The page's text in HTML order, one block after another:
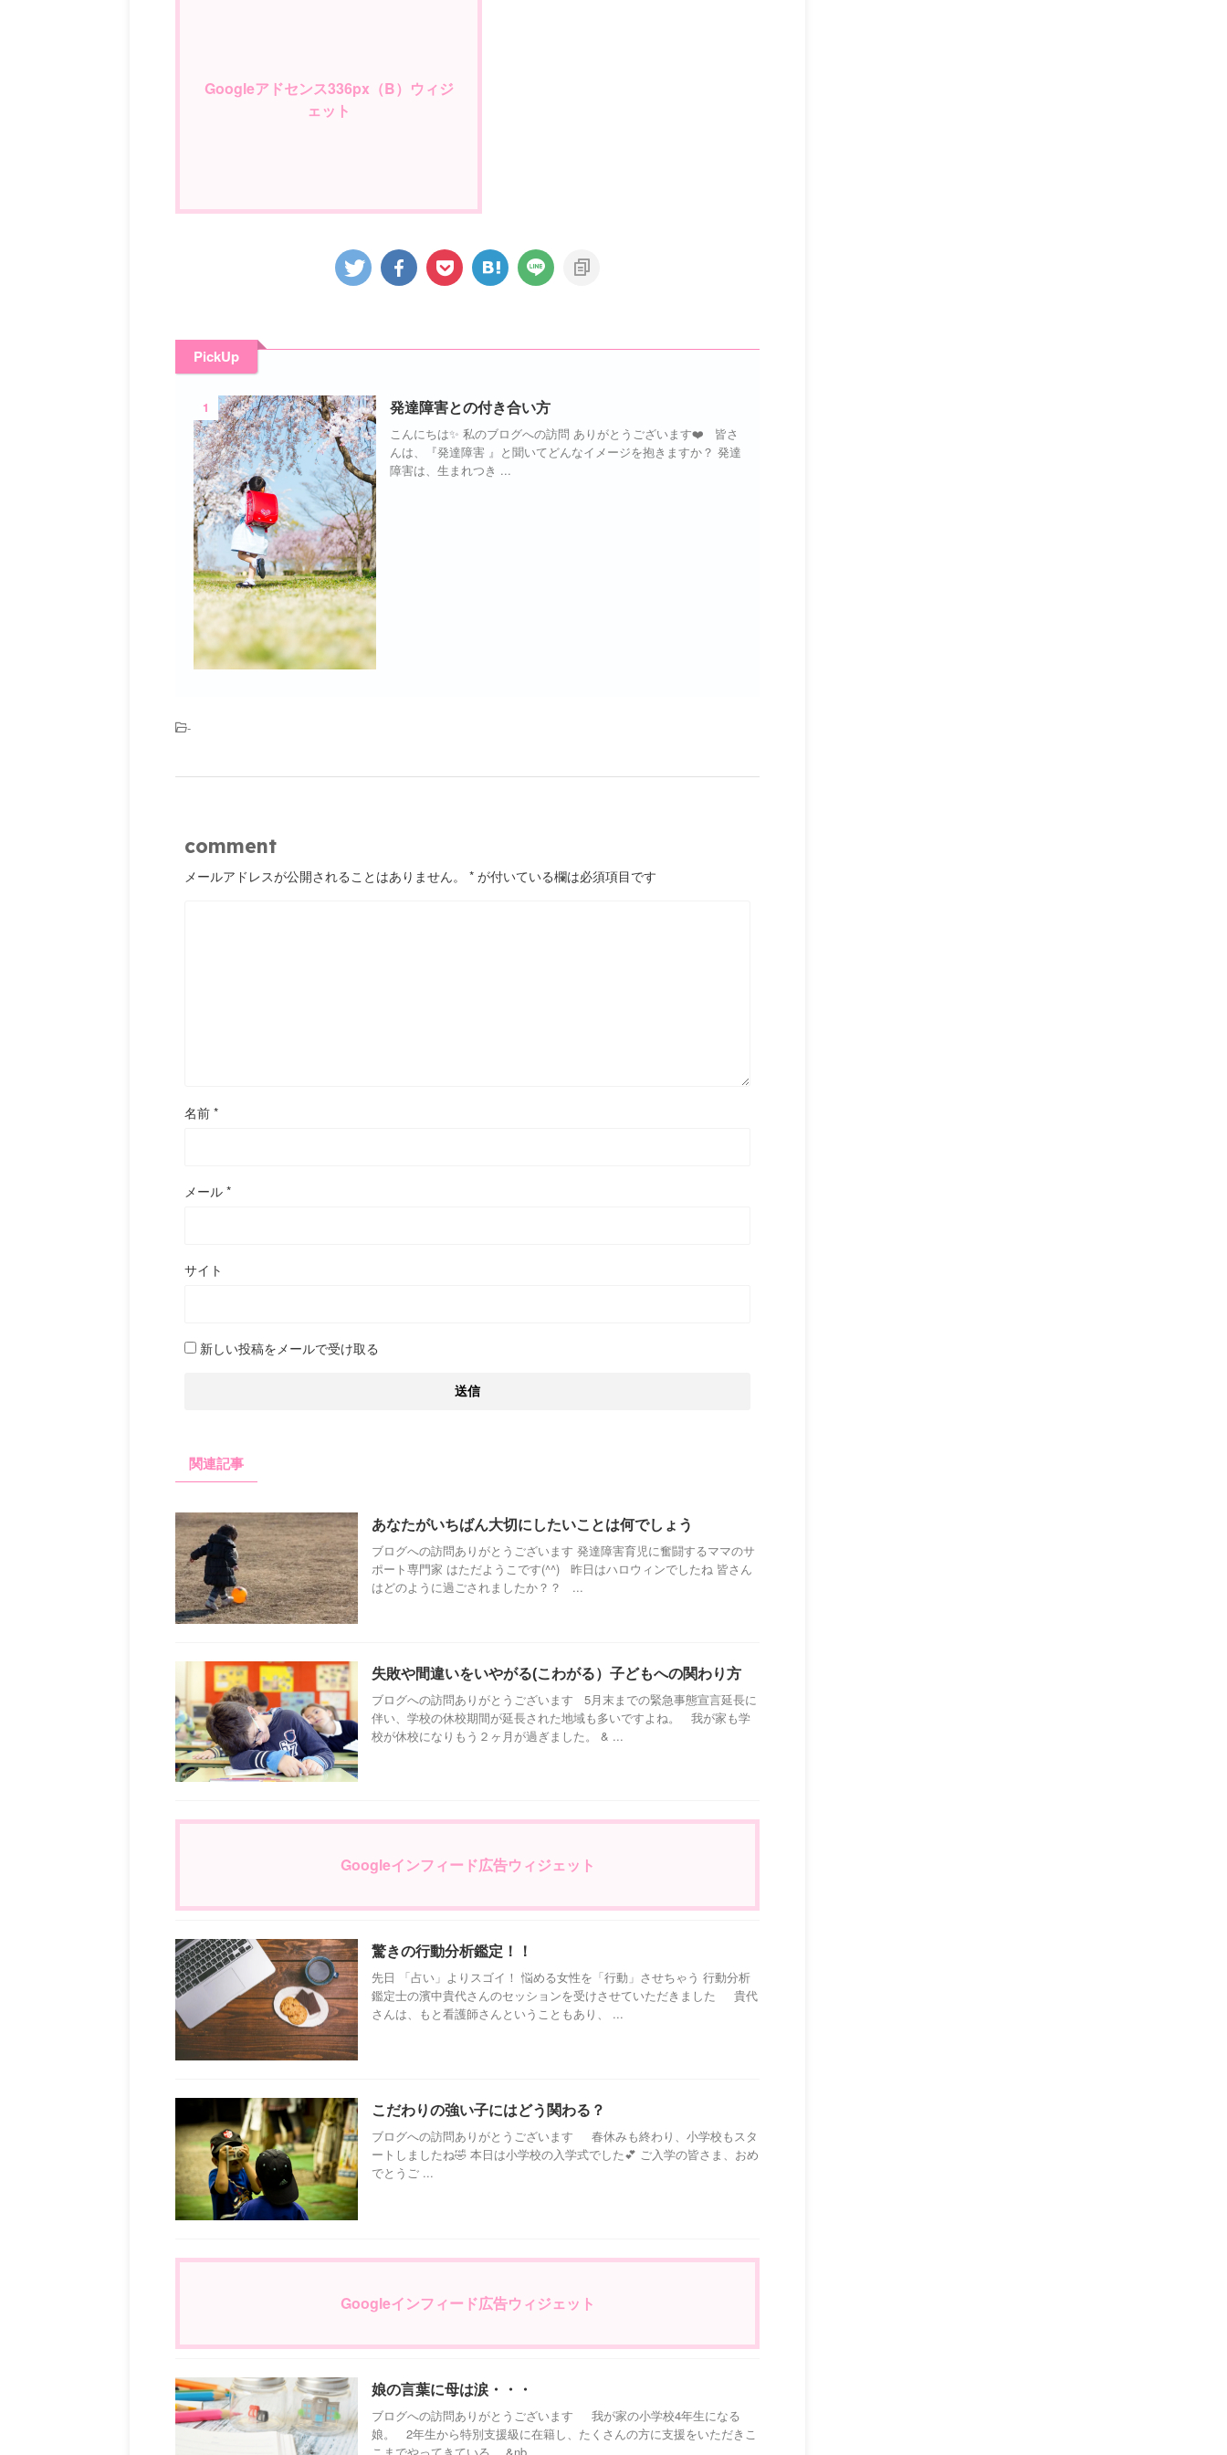
Googleアドセンス336px（B）ウィジ
ェット
PickUp
1 発達障害との付き合い方
こんにちは✨ 私のブログへの訪問 ありがとうございます❤️ 皆さ
んは、『発達障害 』と聞いてどんなイメージを抱きますか？ 発達
障害は、生まれつき ...
-
comment
メールアドレスが公開されることはありません。 * が付いている欄は必須項目です
名前 *
メール *
サイト
新しい投稿をメールで受け取る
関連記事
あなたがいちばん大切にしたいことは何でしょう
ブログへの訪問ありがとうございます 発達障害育児に奮闘するママのサ
ポート専門家 はただようこです(^^) 昨日はハロウィンでしたね 皆さん
はどのように過ごされましたか？？ ...
失敗や間違いをいやがる(こわがる）子どもへの関わり方
ブログへの訪問ありがとうございます 5月末までの緊急事態宣言延長に
伴い、学校の休校期間が延長された地域も多いですよね。 我が家も学
校が休校になりもう２ヶ月が過ぎました。 & ...
Googleインフィード広告ウィジェット
驚きの行動分析鑑定！！
先日 「占い」よりスゴイ！ 悩める女性を「行動」させちゃう 行動分析
鑑定士の濱中貴代さんのセッションを受けさせていただきました 貴代
さんは、もと看護師さんということもあり、 ...
こだわりの強い子にはどう関わる？
ブログへの訪問ありがとうございます 春休みも終わり、小学校もスタ
ートしましたね🤣 本日は小学校の入学式でした💕 ご入学の皆さま、おめ
でとうご ...
Googleインフィード広告ウィジェット
娘の言葉に母は涙・・・
ブログへの訪問ありがとうございます 我が家の小学校4年生になる
娘。 2年生から特別支援級に在籍し、たくさんの方に支援をいただきこ
こまでやってきている。 &nb ...